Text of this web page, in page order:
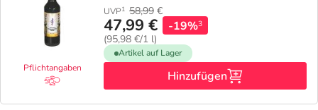
Pflichtangaben
UVP1 58,99 €
47,99 €
(95,98 €/1 l)
-19%3
Artikel auf Lager
Hinzufügen